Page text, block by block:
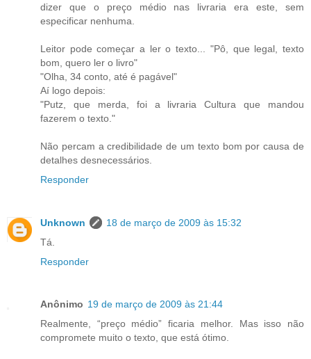
dizer que o preço médio nas livraria era este, sem
especificar nenhuma.
Leitor pode começar a ler o texto... "Pô, que legal, texto
bom, quero ler o livro"
"Olha, 34 conto, até é pagável"
Aí logo depois:
"Putz, que merda, foi a livraria Cultura que mandou
fazerem o texto."
Não percam a credibilidade de um texto bom por causa de
detalhes desnecessários.
Responder
Unknown
18 de março de 2009 às 15:32
Tá.
Responder
Anônimo 19 de março de 2009 às 21:44
Realmente, “preço médio” ficaria melhor. Mas isso não
compromete muito o texto, que está ótimo.